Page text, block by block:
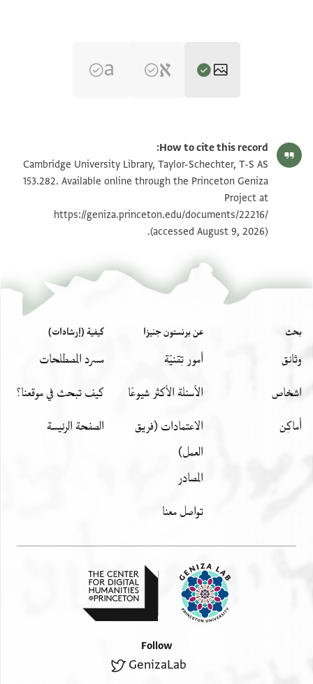
T-S AS 153.282 1v تكبير و تدوير
بيان أذونات الصورة
How to cite this record:
Cambridge University Library, Taylor-Schechter, T-S AS
153.282. Available online through the Princeton Geniza
Project at
https://geniza.princeton.edu/documents/22216/
(accessed August 9, 2026).
بحث
وثائق
اشخاص
أَماكِن
عن برنستون جنيزا
أمور تِقنيّة
الأسئلة الأكثر شيوعًا
الاعتمادات (فريق
العمل)
المصادر
تواصل معنا
كيفية (إرشادات)
مسرد المصطلحات
كيف تبحث في موقعنا؟
الصفحة الرئيسة
Follow
GenizaLab